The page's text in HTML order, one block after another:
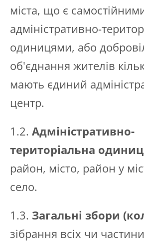
міста, що є
адміністративно-
одиницями, або
об'єднання жителів
мають єдиний
центр.
1.2. Адміністративно-
територіальна
район, місто, район у
село.
1.3. Загальні збори
зібрання всіх чи